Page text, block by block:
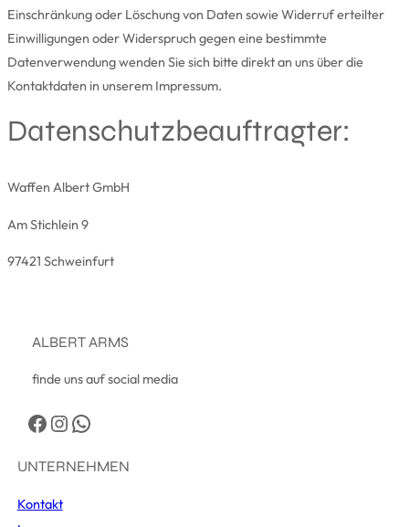
Einschränkung oder Löschung von Daten sowie Widerruf erteilter
Einwilligungen oder Widerspruch gegen eine bestimmte
Datenverwendung wenden Sie sich bitte direkt an uns über die
Kontaktdaten in unserem Impressum.
Datenschutzbeauftragter:
Waffen Albert GmbH
Am Stichlein 9
97421 Schweinfurt
ALBERT ARMS
finde uns auf social media
Facebook InstagramWhatsApp
UNTERNEHMEN
Kontakt